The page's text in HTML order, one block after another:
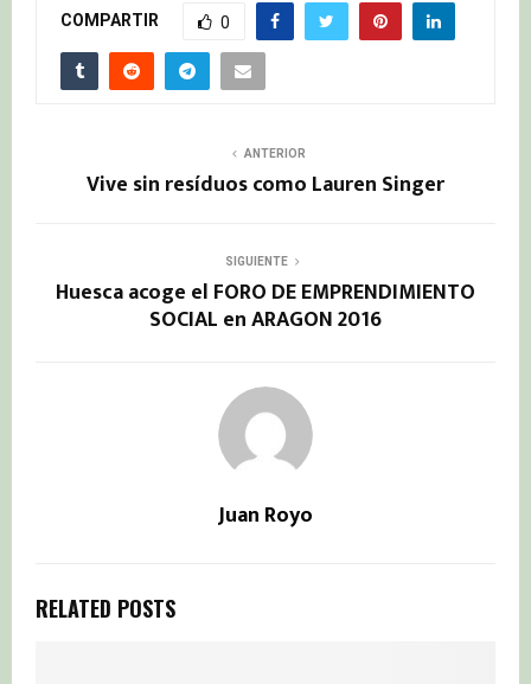
COMPARTIR 0
ANTERIOR
Vive sin resíduos como Lauren Singer
SIGUIENTE
Huesca acoge el FORO DE EMPRENDIMIENTO
SOCIAL en ARAGON 2016
Juan Royo
RELATED POSTS